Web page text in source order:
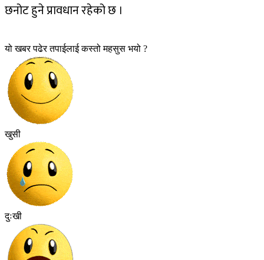
छनोट हुने प्रावधान रहेको छ ।
यो खबर पढेर तपाईलाई कस्तो महसुस भयो ?
खुसी
दुःखी